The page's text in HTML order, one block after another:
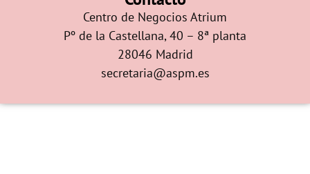
Centro de Negocios Atrium
Pº de la Castellana, 40 – 8ª planta
28046 Madrid
secretaria@aspm.es